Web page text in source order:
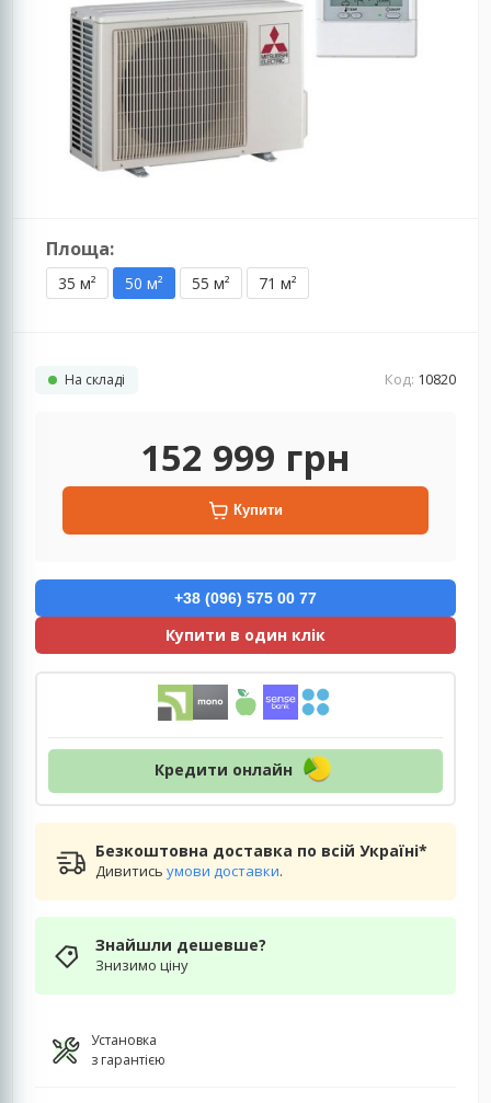
Площа:
35 м² 50 м² 55 м² 71 м²
На складі Код: 10820
152 999 грн
Купити
+38 (096) 575 00 77
Купити в один клік
Кредити онлайн
Безкоштовна доставка по всій Україні*
Дивитисьумови доставки.
Знайшли дешевше?
Знизимо ціну
Установка
з гарантією